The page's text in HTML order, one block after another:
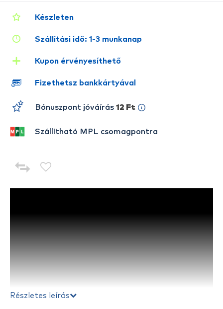
Részletes leírás
Készleten
Szállítási idő: 1-3 munkanap
Kupon érvényesíthető
Fizethetsz bankkártyával
Bónuszpont jóváírás 12 Ft
Szállítható MPL csomagpontra